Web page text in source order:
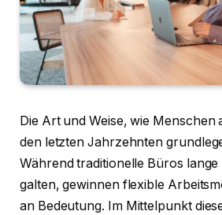
Die Art und Weise, wie Menschen
den letzten Jahrzehnten
Während traditionelle Büros lange
galten, gewinnen flexible
an Bedeutung. Im Mittelpunkt